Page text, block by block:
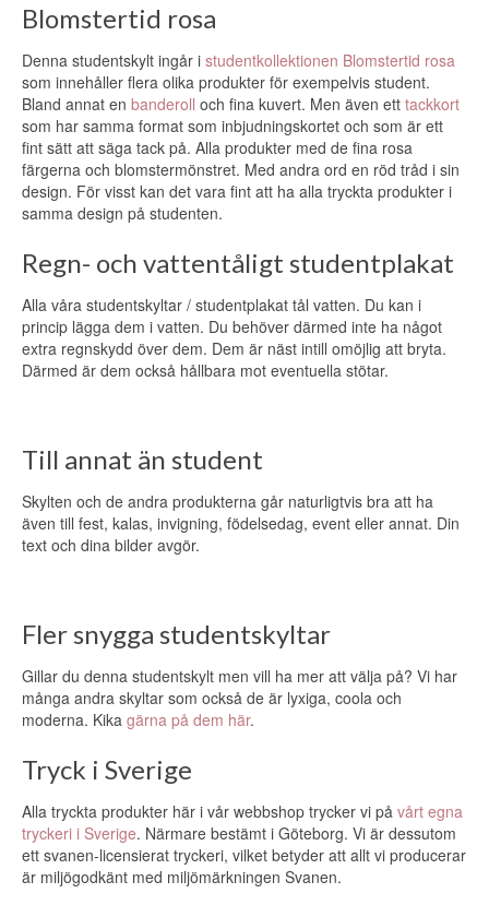
Blomstertid rosa
Denna studentskylt ingår i studentkollektionen Blomstertid rosa
som innehåller flera olika produkter för exempelvis student.
Bland annat en banderoll och fina kuvert. Men även ett tackkort
som har samma format som inbjudningskortet och som är ett
fint sätt att säga tack på. Alla produkter med de fina rosa
färgerna och blomstermönstret. Med andra ord en röd tråd i sin
design. För visst kan det vara fint att ha alla tryckta produkter i
samma design på studenten.
Regn- och vattentåligt studentplakat
Alla våra studentskyltar / studentplakat tål vatten. Du kan i
princip lägga dem i vatten. Du behöver därmed inte ha något
extra regnskydd över dem. Dem är näst intill omöjlig att bryta.
Därmed är dem också hållbara mot eventuella stötar.
Till annat än student
Skylten och de andra produkterna går naturligtvis bra att ha
även till fest, kalas, invigning, födelsedag, event eller annat. Din
text och dina bilder avgör.
Fler snygga studentskyltar
Gillar du denna studentskylt men vill ha mer att välja på? Vi har
många andra skyltar som också de är lyxiga, coola och
moderna. Kika gärna på dem här.
Tryck i Sverige
Alla tryckta produkter här i vår webbshop trycker vi på vårt egna
tryckeri i Sverige. Närmare bestämt i Göteborg. Vi är dessutom
ett svanen-licensierat tryckeri, vilket betyder att allt vi producerar
är miljögodkänt med miljömärkningen Svanen.